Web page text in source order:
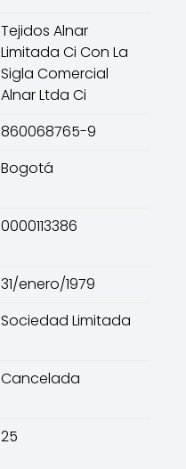
Tejidos Alnar
Limitada Ci Con La
Sigla Comercial
Alnar Ltda Ci
860068765-9
Bogotá
0000113386
31/enero/1979
Sociedad Limitada
Cancelada
25